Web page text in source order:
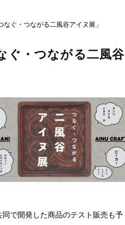
ぐ・つながる二風谷アイヌ展」
ぐ・つながる二風谷
で開発した商品のテスト販売も予